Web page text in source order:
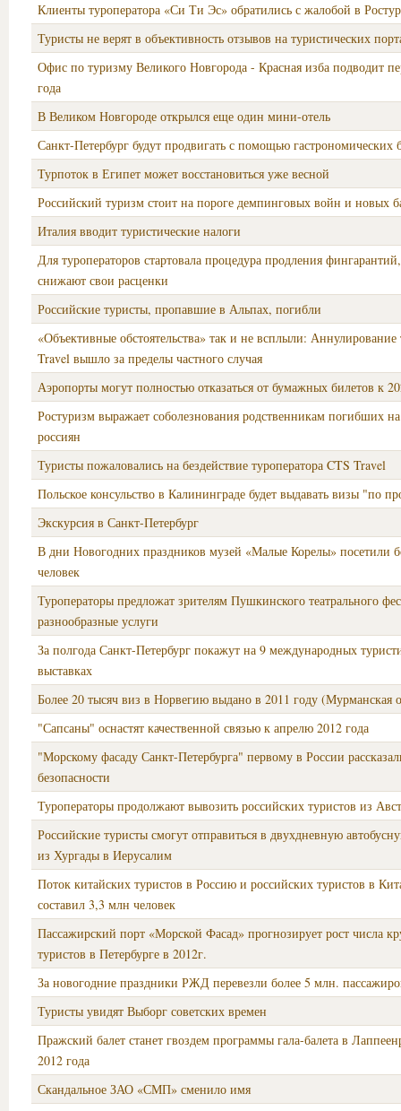
Клиенты туроператора «Си Ти Эс» обратились с жалобой в
Туристы не верят в объективность отзывов на туристических
Офис по туризму Великого Новгорода - Красная изба подводит
года
В Великом Новгороде открылся еще один мини-отель
Санкт-Петербург будут продвигать с помощью гастрономических
Турпоток в Египет может восстановиться уже весной
Российский туризм стоит на пороге демпинговых войн и новых
Италия вводит туристические налоги
Для туроператоров стартовала процедура продления
снижают свои расценки
Российские туристы, пропавшие в Альпах, погибли
«Объективные обстоятельства» так и не всплыли: Аннулирование
Travel вышло за пределы частного случая
Аэропорты могут полностью отказаться от бумажных билетов к
Ростуризм выражает соболезнования родственникам погибших
россиян
Туристы пожаловались на бездействие туроператора CTS Travel
Польское консульство в Калининграде будет выдавать визы "по
Экскурсия в Санкт-Петербург
В дни Новогодних праздников музей «Малые Корелы» посетили
человек
Туроператоры предложат зрителям Пушкинского театрального
разнообразные услуги
За полгода Санкт-Петербург покажут на 9 международных
выставках
Более 20 тысяч виз в Норвегию выдано в 2011 году (Мурманская
"Сапсаны" оснастят качественной связью к апрелю 2012 года
"Морскому фасаду Санкт-Петербурга" первому в России
безопасности
Туроператоры продолжают вывозить российских туристов из
Российские туристы смогут отправиться в двухдневную
из Хургады в Иерусалим
Поток китайских туристов в Россию и российских туристов в
составил 3,3 млн человек
Пассажирский порт «Морской Фасад» прогнозирует рост числа
туристов в Петербурге в 2012г.
За новогодние праздники РЖД перевезли более 5 млн.
Туристы увидят Выборг советских времен
Пражский балет станет гвоздем программы гала-балета в
2012 года
Скандальное ЗАО «СМП» сменило имя